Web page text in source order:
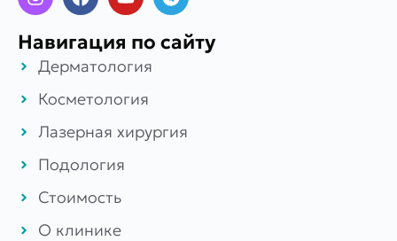
Навигация по сайту
Дерматология
Косметология
Лазерная хирургия
Подология
Стоимость
О клинике